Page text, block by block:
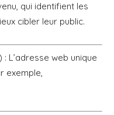
qui identifient les
cibler leur public.
L’adresse web unique
exemple,